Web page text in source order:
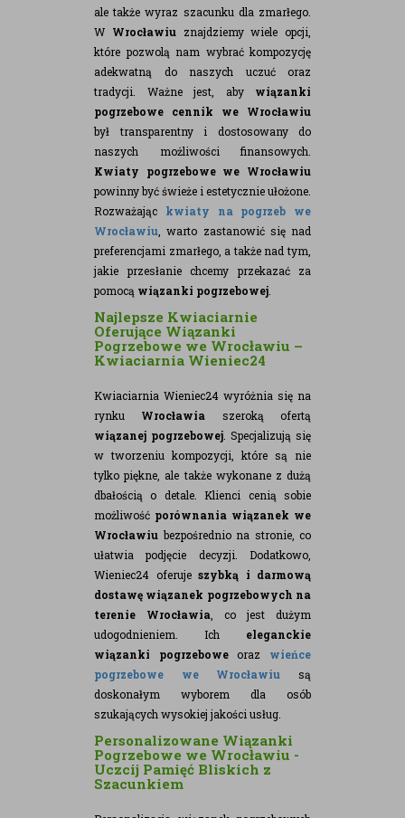
ale także wyraz szacunku dla zmarłego.
W Wrocławiuznajdziemy wiele opcji,
które pozwolą nam wybrać kompozycję
adekwatną do naszych uczuć oraz
tradycji. Ważne jest, aby wiązanki
pogrzebowe cennik we Wrocławiu
był transparentny i dostosowany do
naszych możliwości finansowych.
Kwiaty pogrzebowe we Wrocławiu
powinny być świeże i estetycznie ułożone.
Rozważając kwiaty na pogrzeb we
Wrocławiu , warto zastanowić się nad
preferencjami zmarłego, a także nad tym,
jakie przesłanie chcemy przekazać za
pomocą wiązanki pogrzebowej
Najlepsze Kwiaciarnie
Oferujące Wiązanki
Pogrzebowe we Wrocławiu –
Kwiaciarnia Wieniec24
Kwiaciarnia Wieniec24 wyróżnia się na
rynku Wrocławia szeroką ofertą
wiązanej pogrzebowej . Specjalizują się
w tworzeniu kompozycji, które są nie
tylko piękne, ale także wykonane z dużą
dbałością o detale. Klienci cenią sobie
możliwość porównania wiązanek we
Wrocławiu bezpośrednio na stronie, co
ułatwia podjęcie decyzji. Dodatkowo,
Wieniec24 oferuje szybką i darmową
dostawę wiązanek pogrzebowych na
terenie Wrocławia , co jest dużym
udogodnieniem. Ich eleganckie
wiązanki pogrzeboweoraz wieńce
pogrzebowe we Wrocławiu są
doskonałym wyborem dla osób
szukających wysokiej jakości usług.
Personalizowane Wiązanki
Pogrzebowe we Wrocławiu -
Uczcij Pamięć Bliskich z
Szacunkiem